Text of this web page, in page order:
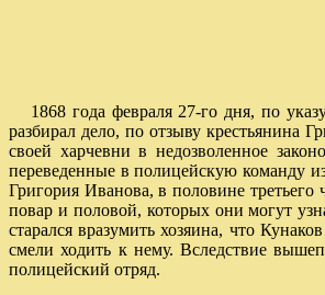
1868 года февраля 27-го дня, по
разбирал дело, по отзыву крестьянина
своей харчевни в недозволенное
переведенные в полицейскую команду
Григория Иванова, в половине
повар и половой, которых они могут
старался вразумить хозяина, что
смели ходить к нему. Вследствие
полицейский отряд.